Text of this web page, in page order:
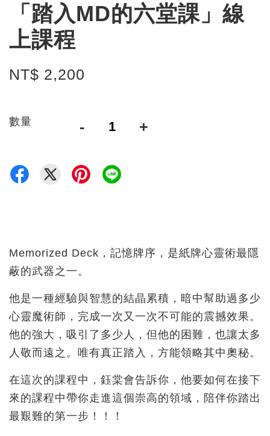
「踏入MD的六堂課」線
上課程
NT$ 2,200
數量 - +
Memorized Deck，記憶牌序，是紙牌心靈術最隱
蔽的武器之一。
他是一種經驗與智慧的結晶累積，暗中幫助過多少
心靈魔術師，完成一次又一次不可能的震撼效果。
他的強大，吸引了多少人，但他的困難，也讓太多
人敬而遠之。唯有真正踏入，方能領略其中奧秘。
在這次的課程中，鈺棠會告訴你，他要如何在接下
來的課程中帶你走進這個崇高的領域，陪伴你踏出
最艱難的第一步！！！